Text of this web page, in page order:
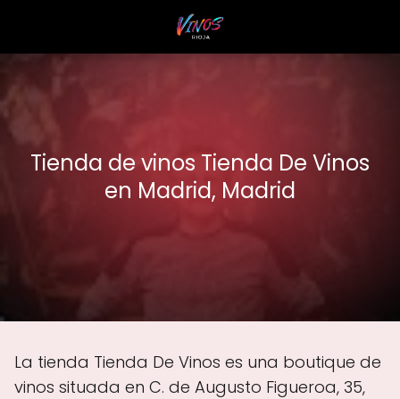
Tienda de vinos Tienda De Vinos
en Madrid, Madrid
La tienda Tienda De Vinos es una boutique de
vinos situada en C. de Augusto Figueroa, 35,